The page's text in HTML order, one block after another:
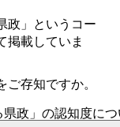
政」というコー
掲載していま
存知ですか。
県政」の認知度に